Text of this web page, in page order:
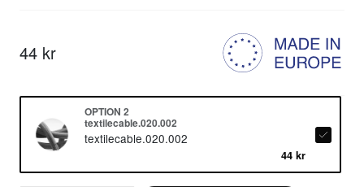
44 kr
OPTION 2
textilecable.020.002
textilecable.020.002
44 kr